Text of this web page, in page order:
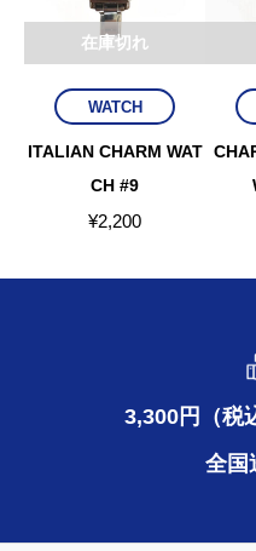
WATCH
ITALIAN CHARM WAT
CH #9
¥2,200
在庫切れ
3,300円（税
全国